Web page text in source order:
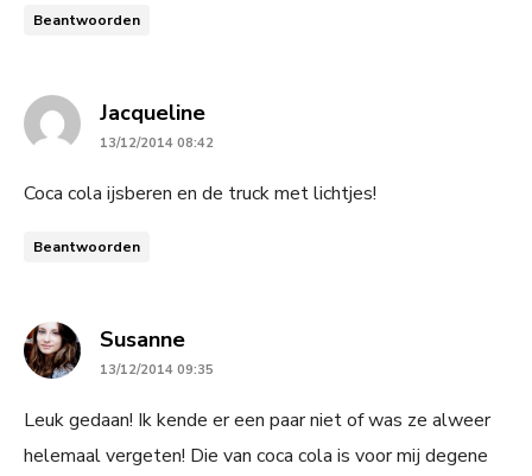
Beantwoorden
Jacquelinesays:
13/12/2014 08:42
Coca cola ijsberen en de truck met lichtjes!
Beantwoorden
Susannesays:
13/12/2014 09:35
Leuk gedaan! Ik kende er een paar niet of was ze alweer
helemaal vergeten! Die van coca cola is voor mij degene